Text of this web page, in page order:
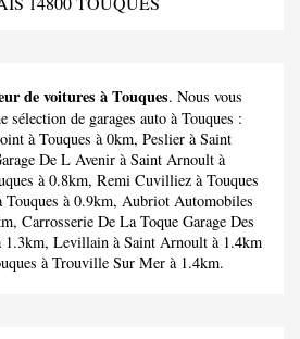
de voitures à Touques. Nous vous
sélection de garages auto à Touques :
à Touques à 0km, Peslier à Saint
De L Avenir à Saint Arnoult à
à 0.8km, Remi Cuvilliez à Touques
Touques à 0.9km, Aubriot Automobiles
Carrosserie De La Toque Garage Des
1.3km, Levillain à Saint Arnoult à 1.4km
à Trouville Sur Mer à 1.4km.